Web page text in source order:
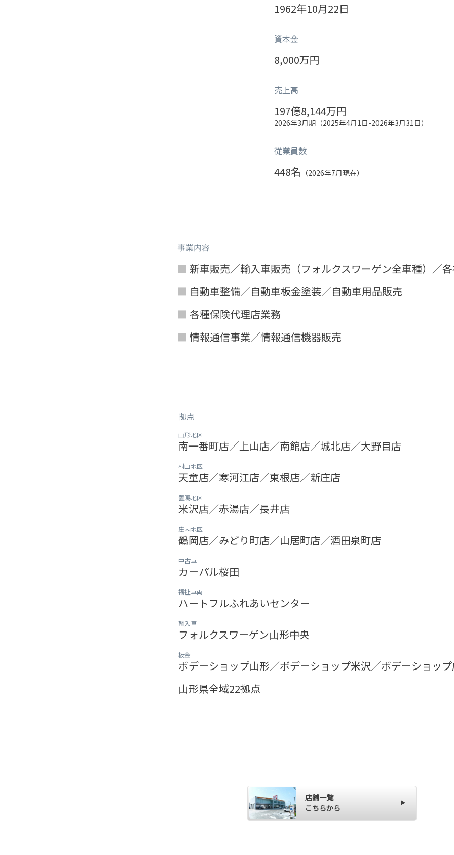
1962年10月22日
資本金
8,000万円
売上高
197億8,144万円
2026年3月期（2025年4月1日-2026年3月31日）
従業員数
448名 （2026年7月現在）
事業内容
■ 新車販売／輸入車販売（フォルクスワーゲン全車種）／
■ 自動車整備／自動車板金塗装／自動車用品販売
■ 各種保険代理店業務
■ 情報通信事業／情報通信機器販売
拠点
山形地区
南一番町店／上山店／南館店／城北店／大野目店
村山地区
天童店／寒河江店／東根店／新庄店
置賜地区
米沢店／赤湯店／長井店
庄内地区
鶴岡店／みどり町店／山居町店／酒田泉町店
中古車
カーパル桜田
福祉車両
ハートフルふれあいセンター
輸入車
フォルクスワーゲン山形中央
板金
ボデーショップ山形／ボデーショップ米沢／ボデーショッ
山形県全域22拠点
店舗一覧
こちらから